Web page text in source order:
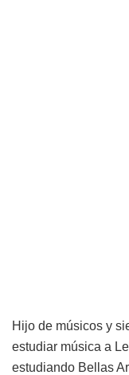
Hijo de músicos y
estudiar música a
estudiando Bellas